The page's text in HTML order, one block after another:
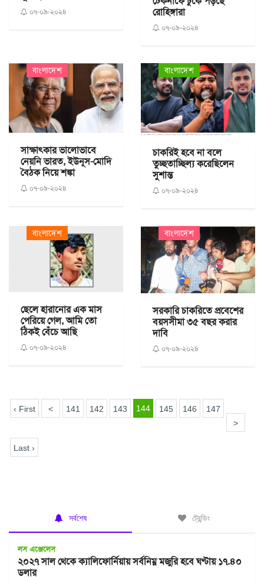
০৭-০৯-২০২৪
রোহিঙ্গারা
০৭-০৯-২০২৪
বাংলাদেশ
সাক্ষাৎকার ভালোভাবে
নেয়নি ভারত, ইউনূস-মোদি
বৈঠক নিয়ে শঙ্কা
০৭-০৯-২০২৪
বাংলাদেশ
চাকরিই হবে না বলে
তুচ্ছতাচ্ছিল্য করেছিলেন
সুশান্ত
০৭-০৯-২০২৪
বাংলাদেশ
ছেলে হারানোর এক মাস
পেরিয়ে গেল, আমি তো
ঠিকই বেঁচে আছি
০৭-০৯-২০২৪
বাংলাদেশ
সরকারি চাকরিতে প্রবেশের
বয়সসীমা ৩৫ বছর করার
দাবি
০৭-০৯-২০২৪
‹ First < 141 142 143 144 145 146
147
>
Last ›
সর্বশেষ ট্রেন্ডিং
লস এঞ্জেলেস
২০২৭ সাল থেকে ক্যালিফোর্নিয়ায় সর্বনিম্ন মজুরি হবে ঘণ্টায় ১৭.৪০
ডলার